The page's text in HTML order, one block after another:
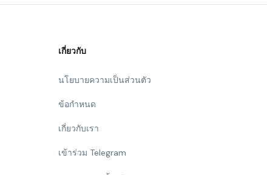
เกี่ยวกับ
นโยบายความเป็นส่วนตัว
ข้อกำหนด
เกี่ยวกับเรา
เข้าร่วม Telegram